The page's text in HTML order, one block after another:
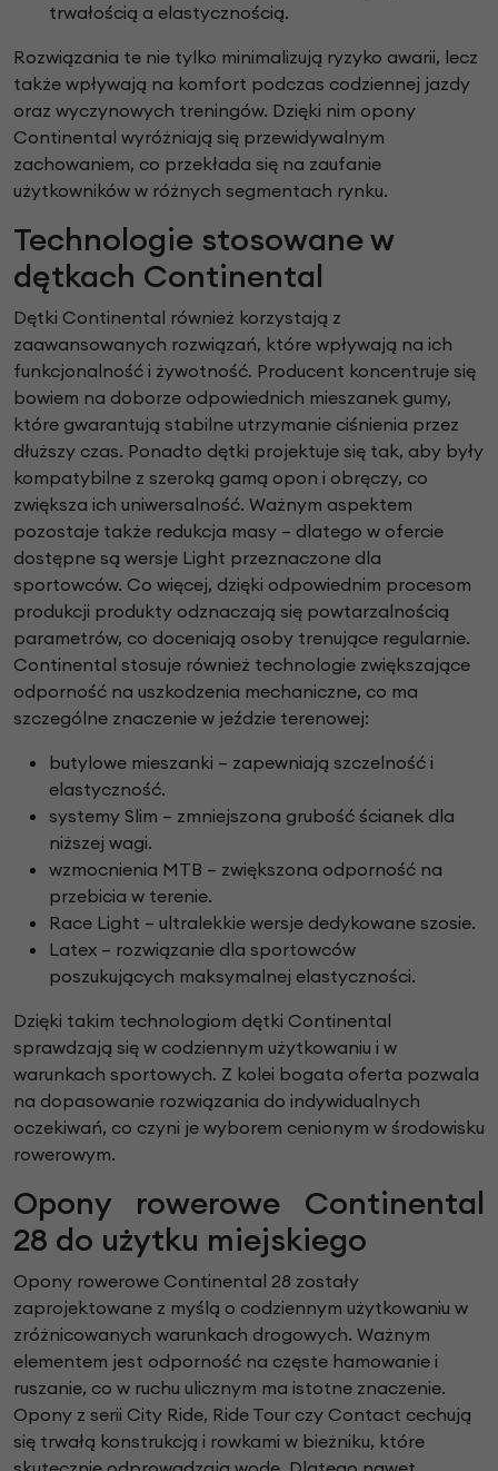
trwałością a elastycznością.
Rozwiązania te nie tylko minimalizują ryzyko awarii, lecz
także wpływają na komfort podczas codziennej jazdy
oraz wyczynowych treningów. Dzięki nim opony
Continental wyróżniają się przewidywalnym
zachowaniem, co przekłada się na zaufanie
użytkowników w różnych segmentach rynku.
Technologie stosowane w
dętkach Continental
Dętki Continental również korzystają z
zaawansowanych rozwiązań, które wpływają na ich
funkcjonalność i żywotność. Producent koncentruje się
bowiem na doborze odpowiednich mieszanek gumy,
które gwarantują stabilne utrzymanie ciśnienia przez
dłuższy czas. Ponadto dętki projektuje się tak, aby były
kompatybilne z szeroką gamą opon i obręczy, co
zwiększa ich uniwersalność. Ważnym aspektem
pozostaje także redukcja masy – dlatego w ofercie
dostępne są wersje Light przeznaczone dla
sportowców. Co więcej, dzięki odpowiednim procesom
produkcji produkty odznaczają się powtarzalnością
parametrów, co doceniają osoby trenujące regularnie.
Continental stosuje również technologie zwiększające
odporność na uszkodzenia mechaniczne, co ma
szczególne znaczenie w jeździe terenowej:
butylowe mieszanki – zapewniają szczelność i
elastyczność.
systemy Slim – zmniejszona grubość ścianek dla
niższej wagi.
wzmocnienia MTB – zwiększona odporność na
przebicia w terenie.
Race Light – ultralekkie wersje dedykowane szosie.
Latex – rozwiązanie dla sportowców
poszukujących maksymalnej elastyczności.
Dzięki takim technologiom dętki Continental
sprawdzają się w codziennym użytkowaniu i w
warunkach sportowych. Z kolei bogata oferta pozwala
na dopasowanie rozwiązania do indywidualnych
oczekiwań, co czyni je wyborem cenionym w środowisku
rowerowym.
Opony rowerowe Continental
28 do użytku miejskiego
Opony rowerowe Continental 28 zostały
zaprojektowane z myślą o codziennym użytkowaniu w
zróżnicowanych warunkach drogowych. Ważnym
elementem jest odporność na częste hamowanie i
ruszanie, co w ruchu ulicznym ma istotne znaczenie.
Opony z serii City Ride, Ride Tour czy Contact cechują
się trwałą konstrukcją i rowkami w bieżniku, które